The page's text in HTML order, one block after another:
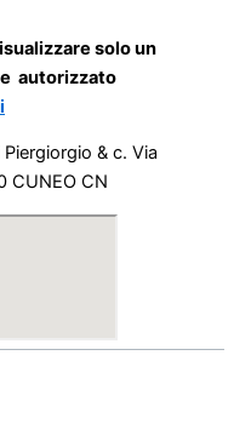
solo un
autorizzato
& c. Via
CUNEO CN